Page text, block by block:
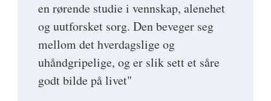
en rørende studie i vennskap, alenehet
og uutforsket sorg. Den beveger seg
mellom det hverdagslige og
uhåndgripelige, og er slik sett et såre
godt bilde på livet"